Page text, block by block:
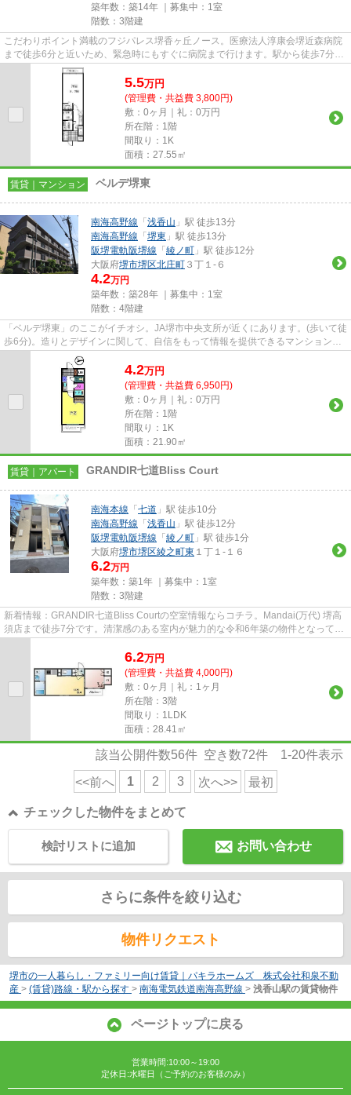
築年数：築14年 ｜募集中： 1室
階数：3階建
こだわりポイント満載のフジパレス堺香ヶ丘ノース。医療法人淳康会堺近森病院
まで徒歩6分と近いため、緊急時にもすぐに病院まで行けます。駅から徒歩7分の
位置にある物件なので、アク...
5.5万円
(管理費・共益費 3,800円)
敷：0ヶ月｜礼：0万円
所在階：1階
間取り：1K
面積：27.55㎡
賃貸｜マンション ベルデ堺東
南海高野線 「 浅香山 」駅 徒歩13分
南海高野線 「 堺東 」駅 徒歩13分
阪堺電軌阪堺線 「 綾ノ町 」駅 徒歩12分
大阪府堺市堺区北庄町 ３丁１-６
4.2万円
築年数：築28年 ｜募集中： 1室
階数：4階建
「ベルデ堺東」のここがイチオシ。JA堺市中央支所が近くにあります。(歩いて徒
歩6分)。造りとデザインに関して、自信をもって情報を提供できるマンションで
す。こちらの物件には自走式...
4.2万円
(管理費・共益費 6,950円)
敷：0ヶ月｜礼：0万円
所在階：1階
間取り：1K
面積：21.90㎡
賃貸｜アパート GRANDIR七道Bliss Court
南海本線 「 七道 」駅 徒歩10分
南海高野線 「 浅香山 」駅 徒歩12分
阪堺電軌阪堺線 「 綾ノ町 」駅 徒歩1分
大阪府堺市堺区綾之町東 １丁１-１６
6.2万円
築年数：築1年 ｜募集中： 1室
階数：3階建
新着情報：GRANDIR七道Bliss Courtの空室情報ならコチラ。Mandai(万代) 堺高
須店まで徒歩7分です。清潔感のある室内が魅力的な令和6年築の物件となってお
6.2万円
(管理費・共益費 4,000円)
敷：0ヶ月｜礼：1ヶ月
所在階：3階
間取り：1LDK
面積：28.41㎡
該当公開件数56件 空き数72件 1-20件表示
<<前へ 1 2 3 次へ>> 最初
チェックした物件をまとめて
お問い合わせ
検討リストに追加
さらに条件を絞り込む
物件リクエスト
堺市の一人暮らし・ファミリー向け賃貸｜パキラホームズ 株式会社和泉不動
産 > (賃貸)路線・駅から探す > 南海電気鉄道南海高野線 > 浅香山駅の賃貸物件
ページトップに戻る
営業時間:10:00～19:00
定休日:水曜日（ご予約のお客様のみ）